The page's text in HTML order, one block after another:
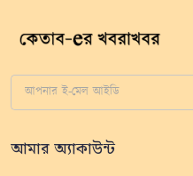
আমার অ্যাকাউন্ট